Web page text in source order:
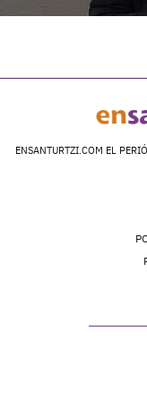
ENSANTURTZI.COM EL